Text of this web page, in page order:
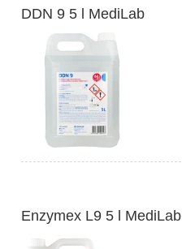
DDN 9 5 l MediLab
Enzymex L9 5 l MediLab